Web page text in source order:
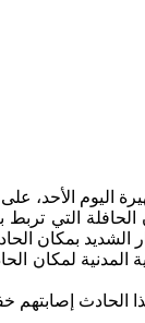
الوطنية رقم 1 بمشارف
التي
الشديد بمكان
الحادث إصابتهم